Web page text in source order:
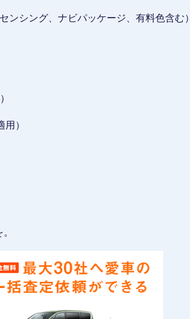
シング、ナビパッケージ、有料色含む）
）